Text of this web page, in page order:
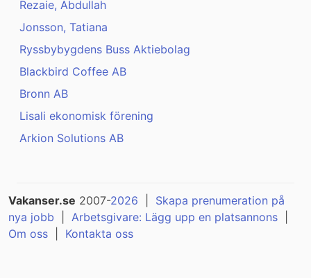
Rezaie, Abdullah
Jonsson, Tatiana
Ryssbybygdens Buss Aktiebolag
Blackbird Coffee AB
Bronn AB
Lisali ekonomisk förening
Arkion Solutions AB
Vakanser.se 2007-2026
Skapa prenumeration på
nya jobb
Arbetsgivare: Lägg upp en platsannons
Om oss
Kontakta oss